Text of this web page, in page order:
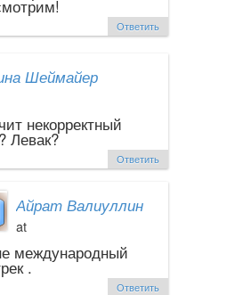
Ответить
Шеймайер
некорректный
Левак?
Ответить
Айрат Валиуллин
at
международный
.
Ответить